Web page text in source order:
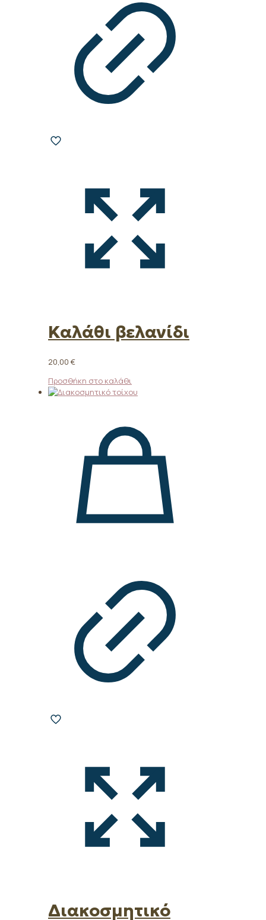
Καλάθι βελανίδι
20,00 €
Προσθήκη στο καλάθι
Διακοσμητικό